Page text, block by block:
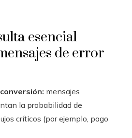
esencial
de error
mensajes
la probabilidad de
críticos (por ejemplo, pago